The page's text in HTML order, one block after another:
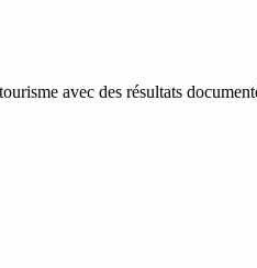
avec des résultats